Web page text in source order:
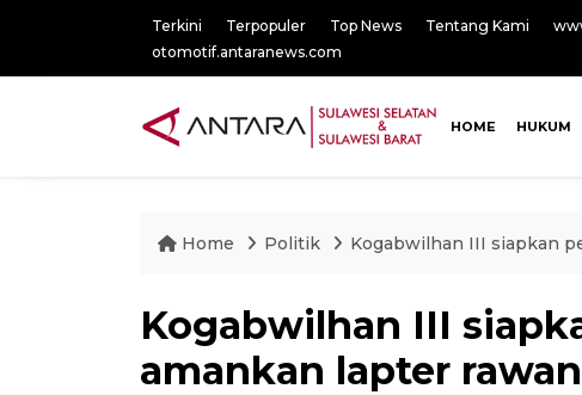
Terkini Terpopuler Top News Tentang Kami
otomotif.antaranews.com
HOME HUKUM
Home Politik Kogabwilhan III siapkan
Kogabwilhan III
amankan lapter